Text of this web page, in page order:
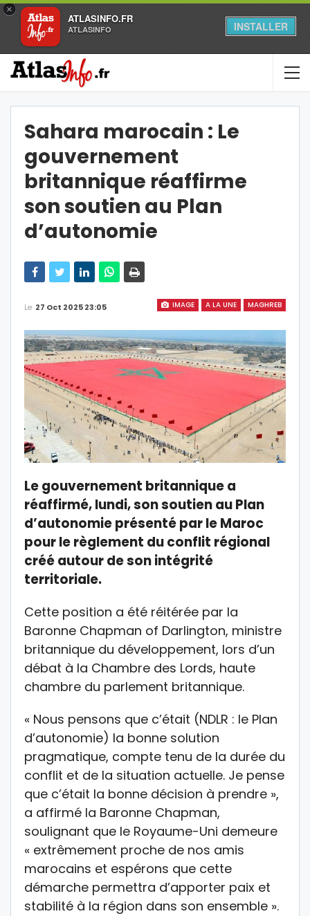
×
ATLASINFO.FR
ATLASINFO INSTALLER
Sahara marocain : Le
gouvernement
britannique réaffirme
son soutien au Plan
d’autonomie
IMAGE A LA UNE MAGHREB
Le 27 Oct 2025 23:05
Le gouvernement britannique a
réaffirmé, lundi, son soutien au Plan
d’autonomie présenté par le Maroc
pour le règlement du conflit régional
créé autour de son intégrité
territoriale.
Cette position a été réitérée par la
Baronne Chapman of Darlington, ministre
britannique du développement, lors d’un
débat à la Chambre des Lords, haute
chambre du parlement britannique.
« Nous pensons que c’était (NDLR : le Plan
d’autonomie) la bonne solution
pragmatique, compte tenu de la durée du
conflit et de la situation actuelle. Je pense
que c’était la bonne décision à prendre »,
a affirmé la Baronne Chapman,
soulignant que le Royaume-Uni demeure
« extrêmement proche de nos amis
marocains et espérons que cette
démarche permettra d’apporter paix et
stabilité à la région dans son ensemble ».